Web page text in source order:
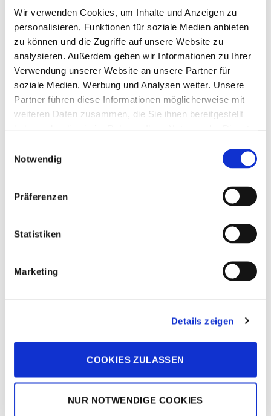
Wir verwenden Cookies, um Inhalte und Anzeigen zu
personalisieren, Funktionen für soziale Medien anbieten
zu können und die Zugriffe auf unsere Website zu
analysieren. Außerdem geben wir Informationen zu Ihrer
Verwendung unserer Website an unsere Partner für
soziale Medien, Werbung und Analysen weiter. Unsere
Partner führen diese Informationen möglicherweise mit
weiteren Daten zusammen, die Sie ihnen bereitgestellt
Notwendig
Präferenzen
Statistiken
Marketing
Details zeigen
COOKIES ZULASSEN
NUR NOTWENDIGE COOKIES
Prof. Dr. Julia Hauer
Klinikum Schwabing und Klinikum Rechts der
Isar der Technischen Universität München –
Leiterin der Kinderklinik München Schwabing,
Klinik für Kinder- und Jugendmedizin